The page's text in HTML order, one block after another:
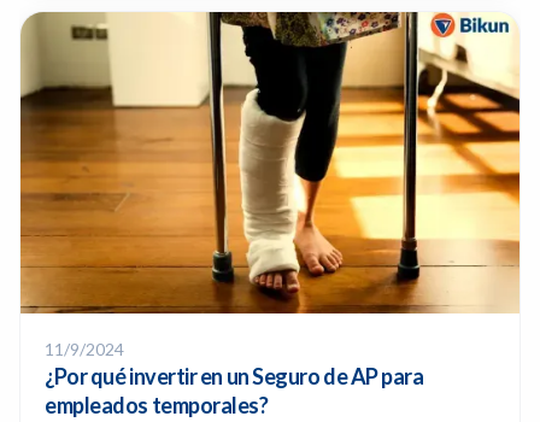
11/9/2024
¿Por qué invertir en un Seguro de AP para
empleados temporales?